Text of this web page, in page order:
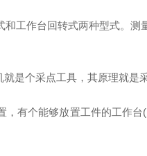
工作台回转式两种型式。
个采点工具，其原理就是
个能够放置工件的工作